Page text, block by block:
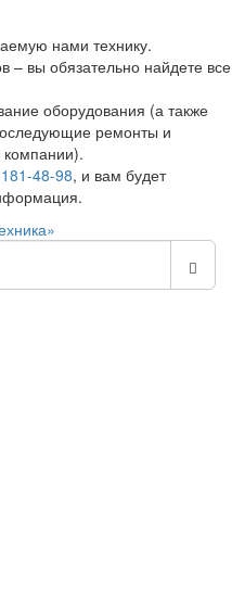
нами технику.
– вы обязательно найдете все
оборудования (а также
ремонты и
компании).
48-98, и вам будет